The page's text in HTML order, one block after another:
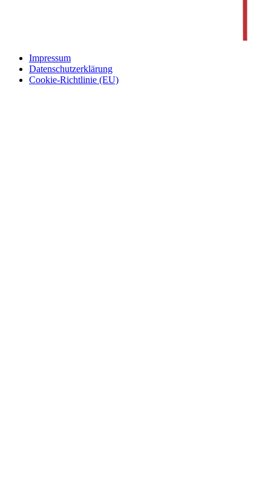
Impressum
Datenschutzerklärung
Cookie-Richtlinie (EU)